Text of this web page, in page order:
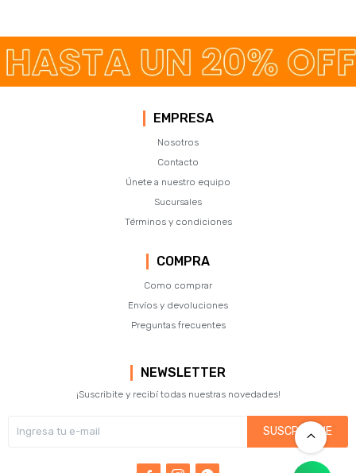
EMPRESA
Nosotros
Contacto
Únete a nuestro equipo
Sucursales
Términos y condiciones
COMPRA
Como comprar
Envíos y devoluciones
Preguntas frecuentes
NEWSLETTER
¡Suscribite y recibí todas nuestras novedades!
SUSCRIBIRME